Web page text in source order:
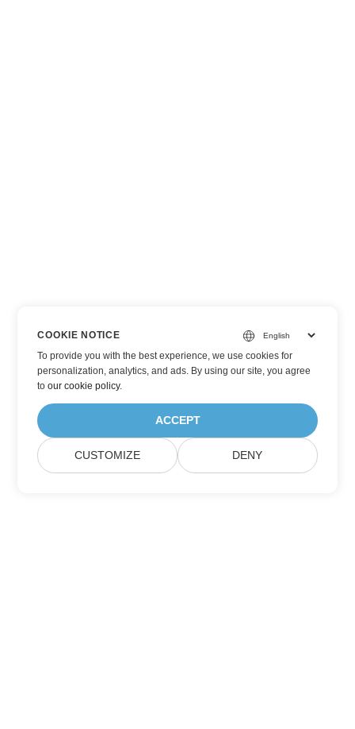
COOKIE NOTICE
To provide you with the best experience, we use cookies for
personalization, analytics, and ads. By using our site, you agree
toour cookie policy.
ACCEPT
CUSTOMIZE DENY